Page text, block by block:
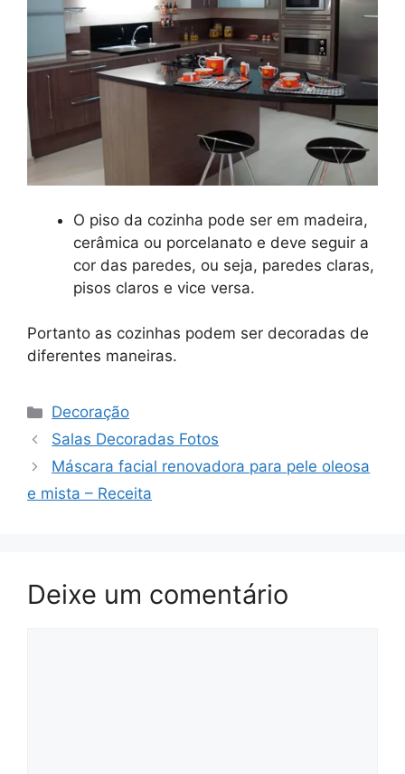
O piso da cozinha pode ser em madeira,
cerâmica ou porcelanato e deve seguir a
cor das paredes, ou seja, paredes claras,
pisos claros e vice versa.
Portanto as cozinhas podem ser decoradas de
diferentes maneiras.
Categorias
Decoração
Salas Decoradas Fotos
Máscara facial renovadora para pele oleosa
e mista – Receita
Deixe um comentário